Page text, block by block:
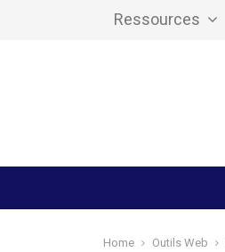
Ressources
Home Outils Web